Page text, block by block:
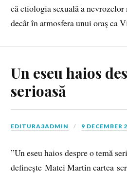
că etiologia sexuală a
decât în atmosfera unui oraş ca
Un eseu haios
serioasă
EDITURA3ADMIN 9 DECEMBER
”Un eseu haios despre o temă
definește Matei Martin cartea